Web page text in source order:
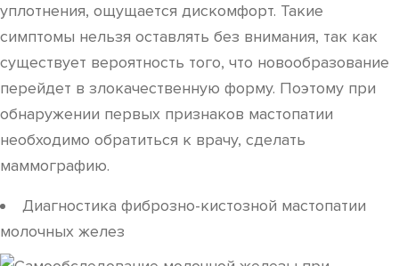
уплотнения, ощущается дискомфорт. Такие
симптомы нельзя оставлять без внимания, так как
существует вероятность того, что новообразование
перейдет в злокачественную форму. Поэтому при
обнаружении первых признаков мастопатии
необходимо обратиться к врачу, сделать
маммографию.
Диагностика фиброзно-кистозной мастопатии
молочных желез